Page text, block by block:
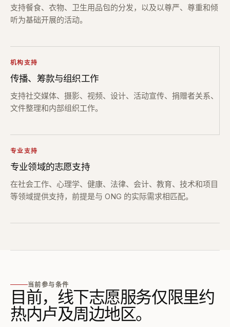
支持餐食、衣物、卫生用品包的分发，以及以尊严、尊重和倾
听为基础开展的活动。
机构支持
传播、筹款与组织工作
支持社交媒体、摄影、视频、设计、活动宣传、捐赠者关系、
文件整理和内部组织工作。
专业支持
专业领域的志愿支持
在社会工作、心理学、健康、法律、会计、教育、技术和项目
等领域提供支持，前提是与 ONG 的实际需求相匹配。
当前参与条件
目前，线下志愿服务仅限里约
热内卢及周边地区。